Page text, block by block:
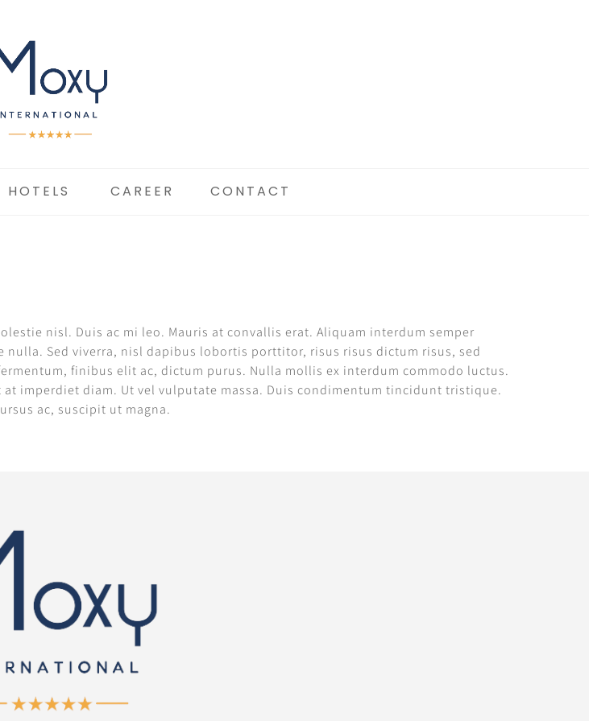
HOTELS CAREER CONTACT
nisl. Duis ac mi leo. Mauris at convallis erat. Aliquam interdum semper
Sed viverra, nisl dapibus lobortis porttitor, risus risus dictum risus, sed
finibus elit ac, dictum purus. Nulla mollis ex interdum commodo luctus.
imperdiet diam. Ut vel vulputate massa. Duis condimentum tincidunt tristique.
ac, suscipit ut magna.